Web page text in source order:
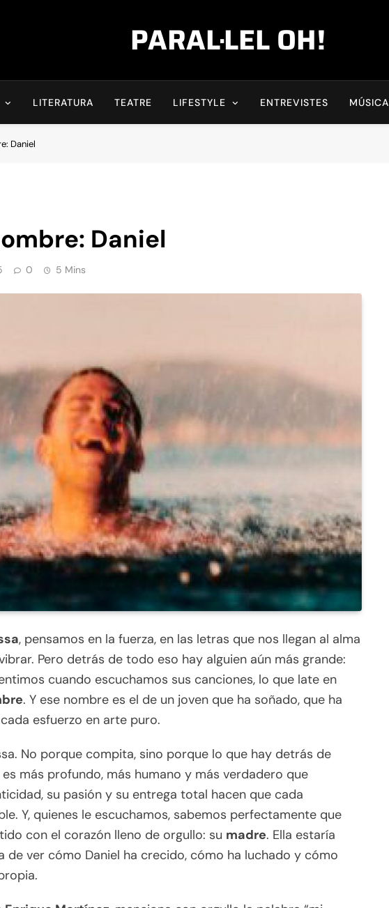
PARAL·LEL OH!
LITERATURA TEATRE LIFESTYLE ENTREVISTES MÚSICA
Daniel
Daniel
0 5 Mins
, pensamos en la fuerza, en las letras que nos llegan al alma
Pero detrás de todo eso hay alguien aún más grande:
cuando escuchamos sus canciones, lo que late en
. Y ese nombre es el de un joven que ha soñado, que ha
esfuerzo en arte puro.
No porque compita, sino porque lo que hay detrás de
más profundo, más humano y más verdadero que
su pasión y su entrega total hacen que cada
Y, quienes le escuchamos, sabemos perfectamente que
con el corazón lleno de orgullo: su madre. Ella estaría
de ver cómo Daniel ha crecido, cómo ha luchado y cómo